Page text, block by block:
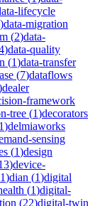
lifecycle
)data-migration
(2)data-
)data-quality
(1)data-transfer
(7)dataflows
dealer
framework
tree (1)decorators
1)delmiaworks
sensing
(1)design
)device-
1)dian (1)digital
(1)digital-
(22)digital-twin